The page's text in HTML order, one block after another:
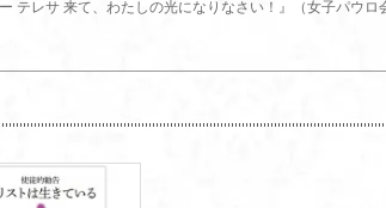
テレサ 来て、わたしの光になりなさい！』（女子パウロ